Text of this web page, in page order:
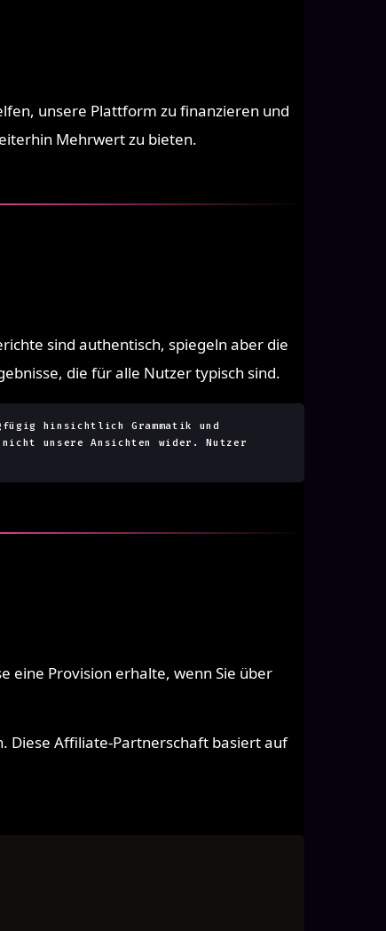
unsere Plattform zu finanzieren und
Mehrwert zu bieten.
sind authentisch, spiegeln aber die
die für alle Nutzer typisch sind.
hinsichtlich Grammatik und
unsere Ansichten wider. Nutzer
eine Provision erhalte, wenn Sie über
Diese Affiliate-Partnerschaft basiert auf